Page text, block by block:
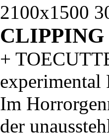
CLIPPING
+
experimental
Im
der